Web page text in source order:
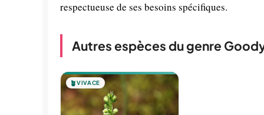
respectueuse de ses besoins spécifiques.
Autres espèces du genre
🪴VIVACE